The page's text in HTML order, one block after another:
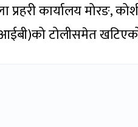
कार्यालय मोरङ,
टोलीसमेत